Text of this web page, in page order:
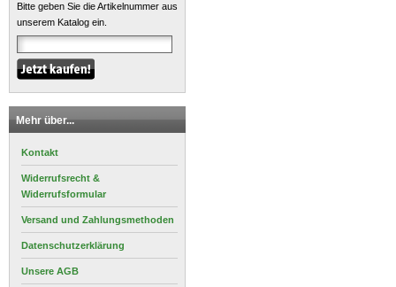
Bitte geben Sie die Artikelnummer aus
unserem Katalog ein.
Mehr über...
Kontakt
Widerrufsrecht &
Widerrufsformular
Versand und Zahlungsmethoden
Datenschutzerklärung
Unsere AGB